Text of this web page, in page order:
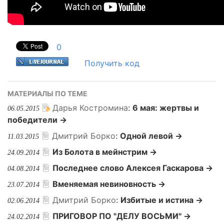
0
Получить код
МАТЕРИАЛЫ ПО ТЕМЕ
06.05.2015 Дарья Костромина: 6 мая: жертвы и
победители →
11.03.2015 Дмитрий Борко: Одной левой →
24.09.2014 Из Болота в мейнстрим →
04.08.2014 Последнее слово Алексея Гаскарова →
23.07.2014 Вменяемая невиновность →
02.06.2014 Дмитрий Борко: Избитые и истина →
24.02.2014 ПРИГОВОР ПО "ДЕЛУ ВОСЬМИ" →